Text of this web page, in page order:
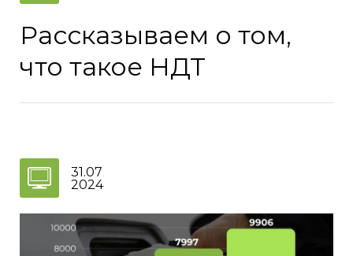
Рассказываем о том,
что такое НДТ
31.07
2024